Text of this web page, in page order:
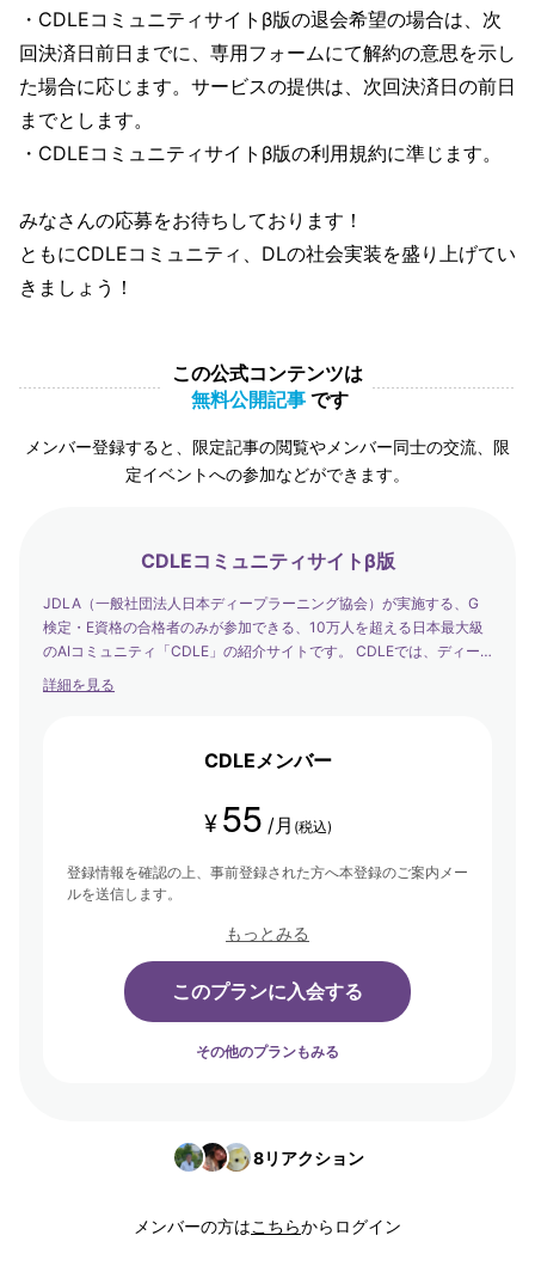
・CDLEコミュニティサイトβ版の退会希望の場合は、次
回決済日前日までに、専用フォームにて解約の意思を示し
た場合に応じます。サービスの提供は、次回決済日の前日
までとします。
・CDLEコミュニティサイトβ版の利用規約に準じます。
みなさんの応募をお待ちしております！
ともにCDLEコミュニティ、DLの社会実装を盛り上げてい
きましょう！
この公式コンテンツは
無料公開記事 です
メンバー登録すると、限定記事の閲覧やメンバー同士の交流、限
定イベントへの参加などができます。
CDLEコミュニティサイトβ版
JDLA（一般社団法人日本ディープラーニング協会）が実施する、G
検定・E資格の合格者のみが参加できる、10万人を超える日本最大級
のAIコミュニティ「CDLE」の紹介サイトです。 CDLEでは、ディー
プラーニングの社会実装の日本代表として、社会を発展させるエバン
詳細を見る
CDLEメンバー
¥ 55 /月 (税込)
登録情報を確認の上、事前登録された方へ本登録のご案内メー
ルを送信します。
もっとみる
このプランに入会する
その他のプランもみる
8リアクション
メンバーの方はこちらからログイン